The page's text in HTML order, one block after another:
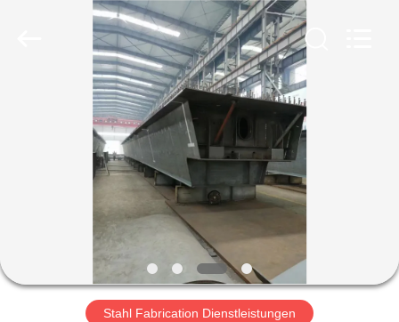
PRODUKTE
VIDEOS
VR
Stahl Fabrication Dienstleistungen